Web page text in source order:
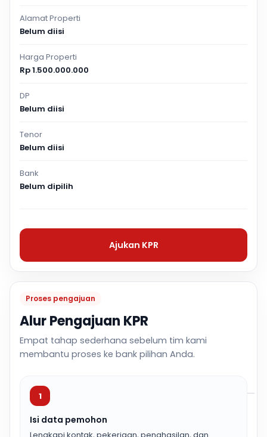
Proses pengajuan
Alur Pengajuan KPR
Empat tahap sederhana sebelum tim kami
membantu proses ke bank pilihan Anda.
1
Isi data pemohon
Alamat Properti
Belum diisi
Harga Properti
Rp 1.500.000.000
DP
Belum diisi
Tenor
Belum diisi
Bank
Belum dipilih
Ajukan KPR